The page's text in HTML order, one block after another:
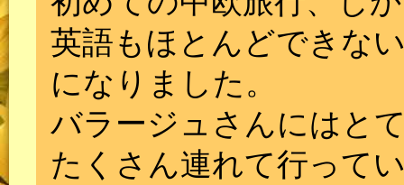
英語もほとんどできな
になりました。
バラージュさんにはと
たくさん連れて行って